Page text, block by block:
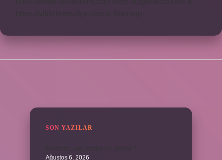
SON YAZILAR
Ağustos 6, 2026